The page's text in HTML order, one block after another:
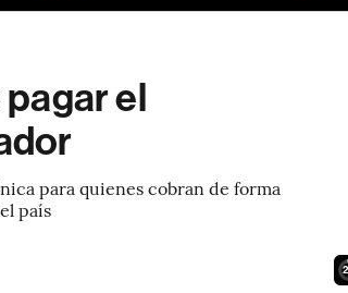
el
para quienes cobran de forma
país